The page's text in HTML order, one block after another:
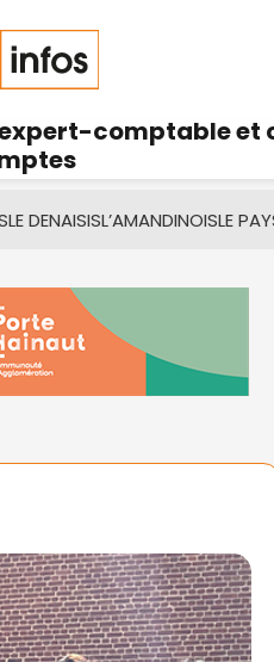
expert-comptable
LE DENAISISL’AMANDINOISLE